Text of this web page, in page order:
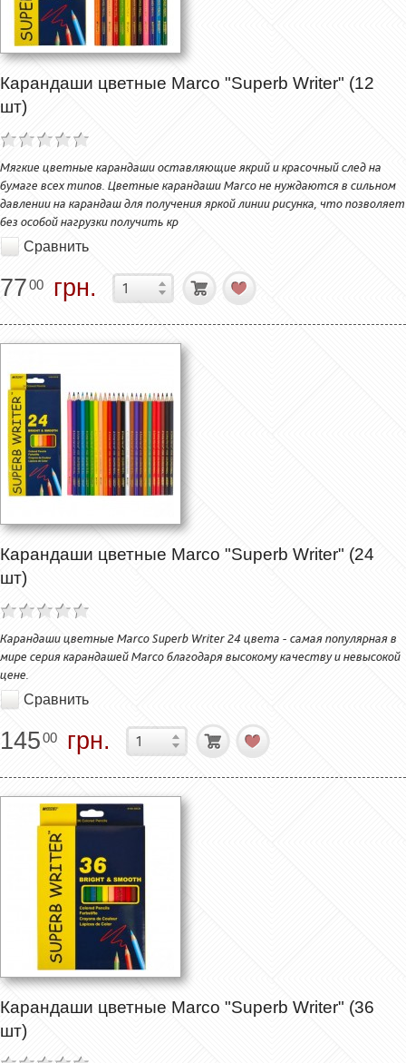
Карандаши цветные Marco "Superb Writer" (12
шт)
Мягкие цветные карандаши оставляющие якрий и красочный след на
бумаге всех типов. Цветные карандаши Marco не нуждаются в сильном
давлении на карандаш для получения яркой линии рисунка, что позволяет
без особой нагрузки получить кр
Сравнить
7700 грн.
Карандаши цветные Marco "Superb Writer" (24
шт)
Карандаши цветные Marco Superb Writer 24 цвета - самая популярная в
мире серия карандашей Marco благодаря высокому качеству и невысокой
цене.
Сравнить
14500 грн.
Карандаши цветные Marco "Superb Writer" (36
шт)